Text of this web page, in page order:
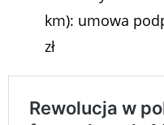
km): umowa
zł